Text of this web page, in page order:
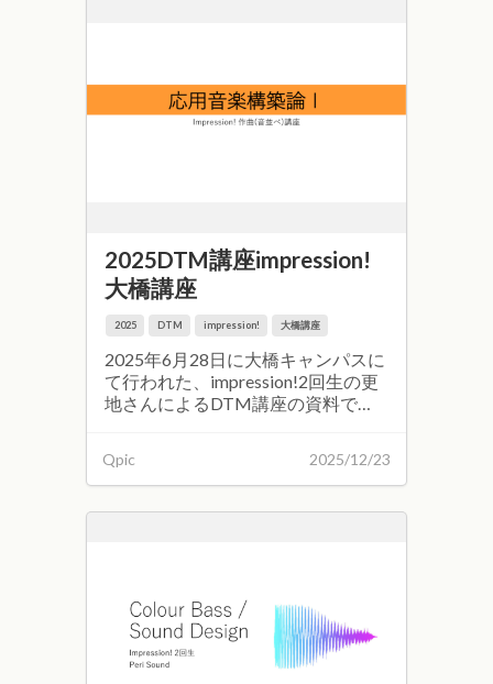
2025DTM講座impression!
大橋講座
2025 DTM impression! 大橋講座
2025年6月28日に大橋キャンパスに
て行われた、impression!2回生の更
地さんによるDTM講座の資料で
2025/12/23
Qpic